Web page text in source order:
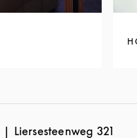
Liersesteenweg 321